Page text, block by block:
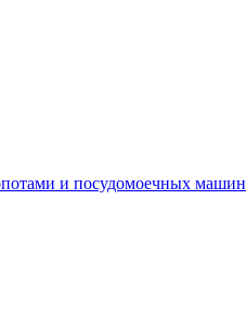
и посудомоечных машин